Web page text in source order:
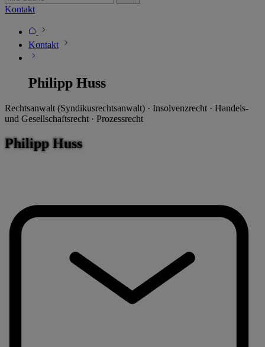
Kontakt
Kontakt
Philipp Huss
Rechtsanwalt (Syndikusrechtsanwalt) · Insolvenzrecht · Handels-
und Gesellschaftsrecht · Prozessrecht
Philipp Huss